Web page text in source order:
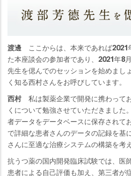
渡邊 ここからは、本来であれば2021
た本座談会の参加者であり、2021年8
先生を偲んでのセッションを始めまし
く知る西村さんをお呼びしています。
西村私は製薬企業で開発に携わって
くについて勉強させていただきました
者データをデータベースに保存されて
で詳細な患者さんのデータの記録を基
さんに至適な治療システムの構築を考
抗うつ薬の国内開発臨床試験では、医
患者による自己評価も加え、第三者が